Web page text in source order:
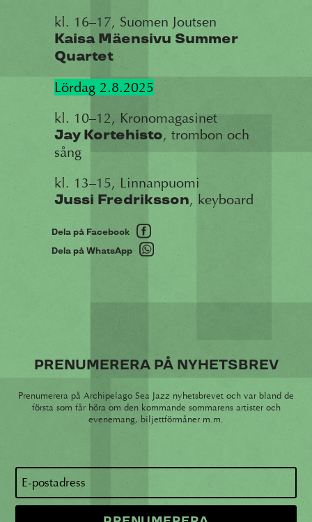
kl. 16–17, Suomen Joutsen
Kaisa Mäensivu Summer
Quartet
Lördag 2.8.2025
kl. 10–12, Kronomagasinet
Jay Kortehisto, trombon och
sång
kl. 13–15, Linnanpuomi
Jussi Fredriksson, keyboard
Dela på Facebook
Dela på WhatsApp
PRENUMERERA PÅ NYHETSBREV
Prenumerera på Archipelago Sea Jazz nyhetsbrevet och var bland de
första som får höra om den kommande sommarens artister och
evenemang, biljettförmåner m.m.